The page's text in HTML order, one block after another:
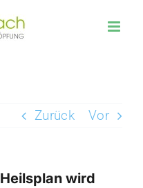
Zurück Vor
wird